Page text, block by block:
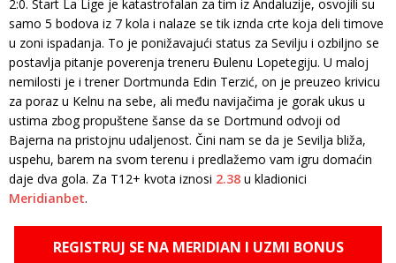
2:0. Start La Lige je katastrofalan za tim iz Andaluzije, osvojili su
samo 5 bodova iz 7 kola i nalaze se tik iznda crte koja deli timove
u zoni ispadanja. To je ponižavajući status za Sevilju i ozbiljno se
postavlja pitanje poverenja treneru Đulenu Lopetegiju. U maloj
nemilosti je i trener Dortmunda Edin Terzić, on je preuzeo krivicu
za poraz u Kelnu na sebe, ali među navijačima je gorak ukus u
ustima zbog propuštene šanse da se Dortmund odvoji od
Bajerna na pristojnu udaljenost. Čini nam se da je Sevilja bliža,
uspehu, barem na svom terenu i predlažemo vam igru domaćin
daje dva gola. Za T12+ kvota iznosi 2.38 u kladionici
Meridianbet.
REGISTRUJ SE NA MERIDIAN I UZMI BONUS